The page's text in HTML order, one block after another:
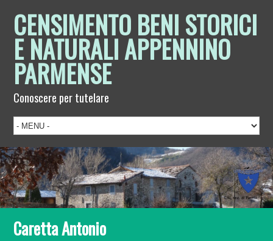
CENSIMENTO BENI STORICI
E NATURALI APPENNINO
PARMENSE
Conoscere per tutelare
Caretta Antonio